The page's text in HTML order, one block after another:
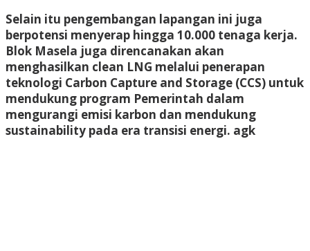
Selain itu pengembangan lapangan ini juga
berpotensi menyerap hingga 10.000 tenaga kerja.
Blok Masela juga direncanakan akan
menghasilkan clean LNG melalui penerapan
teknologi Carbon Capture and Storage (CCS) untuk
mendukung program Pemerintah dalam
mengurangi emisi karbon dan mendukung
sustainability pada era transisi energi. agk